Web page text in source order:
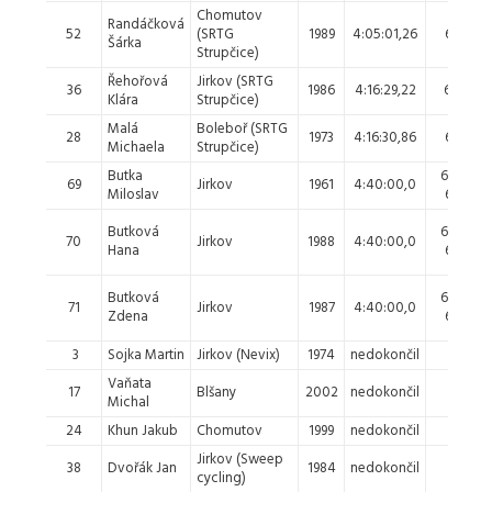
52
Randáčková
Šárka
Chomutov
(SRTG
Strupčice)
1989 4:05:01,26 63.
36
Řehořová
Klára
Jirkov (SRTG
Strupčice)
1986 4:16:29,22 64.
28
Malá
Michaela
Boleboř (SRTG
Strupčice)
1973 4:16:30,86 65.
69
Butka
Miloslav
Jirkov 1961 4:40:00,0
66. -
68.
70
Butková
Hana
Jirkov 1988 4:40:00,0
66. -
68.
71
Butková
Zdena
Jirkov 1987 4:40:00,0
66. -
68.
3
Sojka Martin Jirkov (Nevix) 1974 nedokončil
17
Vaňata
Michal
Blšany 2002 nedokončil
24
Khun Jakub Chomutov 1999 nedokončil
38
Dvořák Jan
Jirkov (Sweep
cycling)
1984 nedokončil